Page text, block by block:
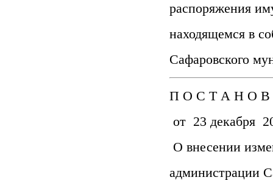
распоряжения
находящемся в
Сафаровского
П О С Т А Н О
от 23 декабря
О внесении
администрации